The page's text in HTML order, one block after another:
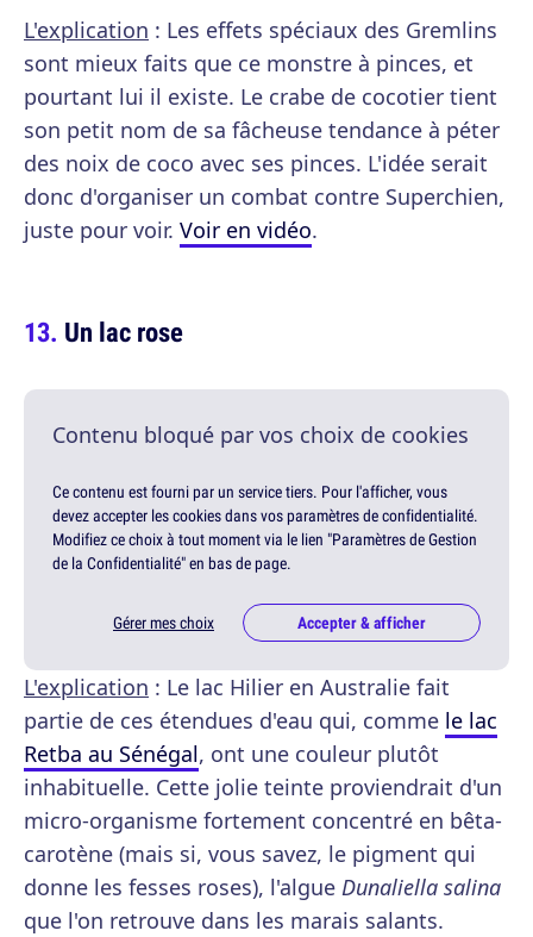
L'explication : Les effets spéciaux des Gremlins
sont mieux faits que ce monstre à pinces, et
pourtant lui il existe. Le crabe de cocotier tient
son petit nom de sa fâcheuse tendance à péter
des noix de coco avec ses pinces. L'idée serait
donc d'organiser un combat contre Superchien,
juste pour voir. Voir en vidéo.
Un lac rose
Contenu bloqué par vos choix de cookies
Ce contenu est fourni par un service tiers. Pour l'afficher, vous
devez accepter les cookies dans vos paramètres de confidentialité.
Modifiez ce choix à tout moment via le lien "Paramètres de Gestion
de la Confidentialité" en bas de page.
Gérer mes choix Accepter & afficher
L'explication : Le lac Hilier en Australie fait
partie de ces étendues d'eau qui, comme le lac
Retba au Sénégal, ont une couleur plutôt
inhabituelle. Cette jolie teinte proviendrait d'un
micro-organisme fortement concentré en bêta-
carotène (mais si, vous savez, le pigment qui
donne les fesses roses), l'algue Dunaliella salina
que l'on retrouve dans les marais salants.